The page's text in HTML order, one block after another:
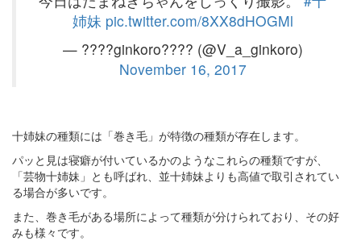
姉妹 pic.twitter.com/8XX8dHOGMl
— ????ginkoro???? (@V_a_ginkoro)
November 16, 2017
十姉妹の種類には「巻き毛」が特徴の種類が存在します。
パッと見は寝癖が付いているかのようなこれらの種類ですが、
「芸物十姉妹」とも呼ばれ、並十姉妹よりも高値で取引されてい
る場合が多いです。
また、巻き毛がある場所によって種類が分けられており、その好
みも様々です。